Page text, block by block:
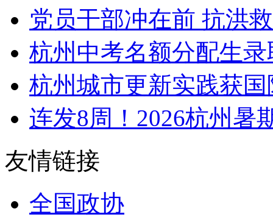
党员干部冲在前 抗洪
杭州中考名额分配生
杭州城市更新实践获
连发8周！2026杭州暑
友情链接
全国政协